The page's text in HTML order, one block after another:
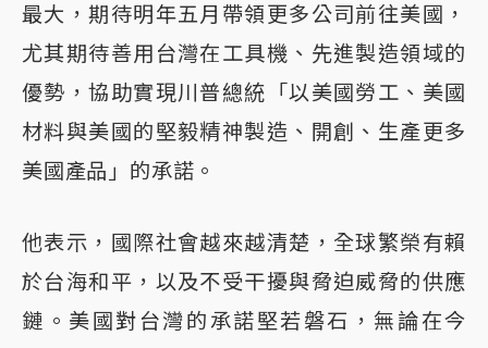
最大，期待明年五月帶領更多公司前往美國，
尤其期待善用台灣在工具機、先進製造領域的
優勢，協助實現川普總統「以美國勞工、美國
材料與美國的堅毅精神製造、開創、生產更多
美國產品」的承諾。
他表示，國際社會越來越清楚，全球繁榮有賴
於台海和平，以及不受干擾與脅迫威脅的供應
鏈。美國對台灣的承諾堅若磐石，無論在今